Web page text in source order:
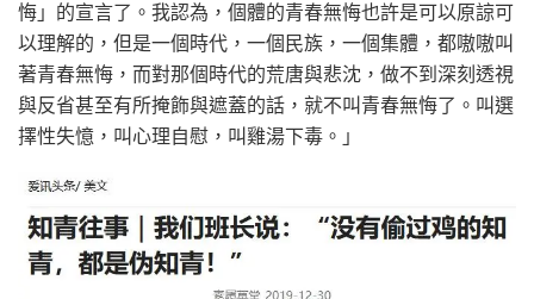
悔」的宣言了。我認為，個體的青春無悔也許是可以原諒可
以理解的，但是一個時代，一個民族，一個集體，都嗷嗷叫
著青春無悔，而對那個時代的荒唐與悲沈，做不到深刻透視
與反省甚至有所掩飾與遮蓋的話，就不叫青春無悔了。叫選
擇性失憶，叫心理自慰，叫雞湯下毒。」